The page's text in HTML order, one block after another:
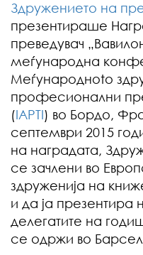
Здружението на
презентираше
преведувач
меѓународна
Меѓународноto
професионални
(IAPTI) во Бордо,
септември 2015
на наградата,
се зачлени во
здруженија на
и да ја презентира
делегатите на
се одржи во